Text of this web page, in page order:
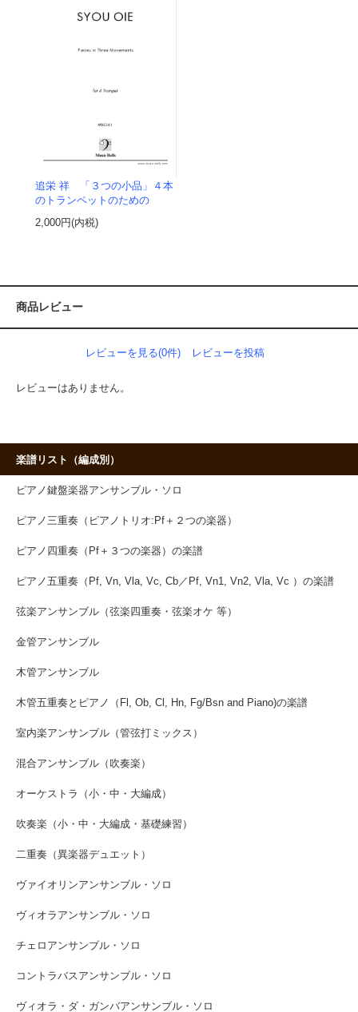
追栄 祥 「３つの小品」４本
のトランペットのための
2,000円(内税)
商品レビュー
レビューを見る(0件) レビューを投稿
レビューはありません。
楽譜リスト（編成別）
ピアノ鍵盤楽器アンサンブル・ソロ
ピアノ三重奏（ピアノトリオ:Pf＋２つの楽器）
ピアノ四重奏（Pf＋３つの楽器）の楽譜
ピアノ五重奏（Pf, Vn, Vla, Vc, Cb／Pf, Vn1, Vn2, Vla, Vc ）の楽譜
弦楽アンサンブル（弦楽四重奏・弦楽オケ 等）
金管アンサンブル
木管アンサンブル
木管五重奏とピアノ（Fl, Ob, Cl, Hn, Fg/Bsn and Piano)の楽譜
室内楽アンサンブル（管弦打ミックス）
混合アンサンブル（吹奏楽）
オーケストラ（小・中・大編成）
吹奏楽（小・中・大編成・基礎練習）
二重奏（異楽器デュエット）
ヴァイオリンアンサンブル・ソロ
ヴィオラアンサンブル・ソロ
チェロアンサンブル・ソロ
コントラバスアンサンブル・ソロ
ヴィオラ・ダ・ガンバアンサンブル・ソロ